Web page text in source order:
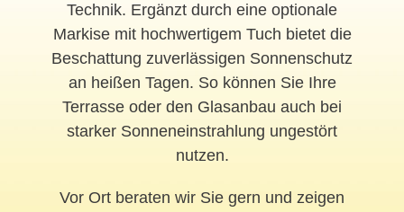
Technik. Ergänzt durch eine optionale
Markise mit hochwertigem Tuch bietet die
Beschattung zuverlässigen Sonnenschutz
an heißen Tagen. So können Sie Ihre
Terrasse oder den Glasanbau auch bei
starker Sonneneinstrahlung ungestört
nutzen.
Vor Ort beraten wir Sie gern und zeigen